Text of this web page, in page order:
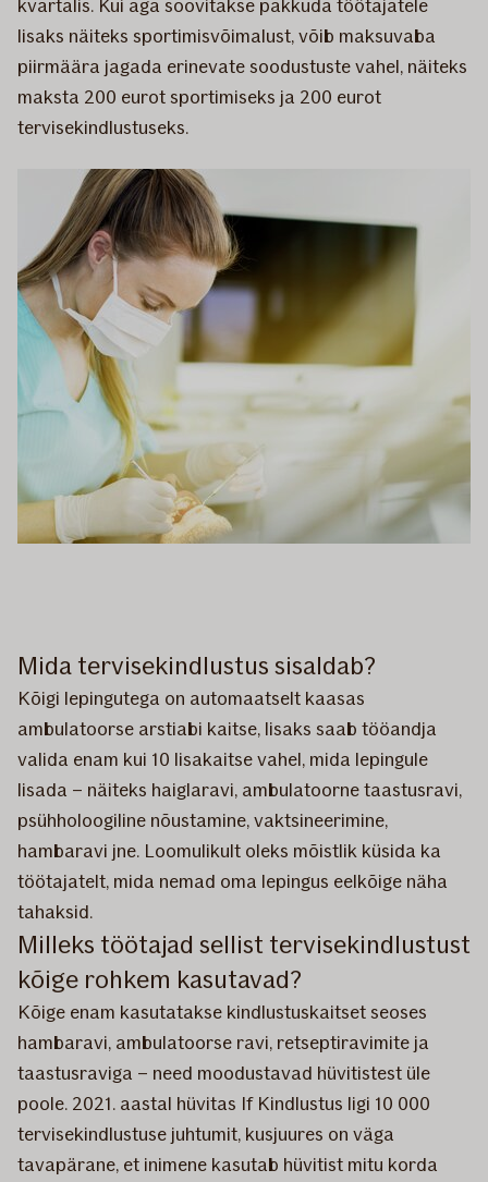
kvartalis. Kui aga soovitakse pakkuda töötajatele
lisaks näiteks sportimisvõimalust, võib maksuvaba
piirmäära jagada erinevate soodustuste vahel, näiteks
maksta 200 eurot sportimiseks ja 200 eurot
tervisekindlustuseks.
Mida tervisekindlustus sisaldab?
Kõigi lepingutega on automaatselt kaasas
ambulatoorse arstiabi kaitse, lisaks saab tööandja
valida enam kui 10 lisakaitse vahel, mida lepingule
lisada – näiteks haiglaravi, ambulatoorne taastusravi,
psühholoogiline nõustamine, vaktsineerimine,
hambaravi jne. Loomulikult oleks mõistlik küsida ka
töötajatelt, mida nemad oma lepingus eelkõige näha
tahaksid.
Milleks töötajad sellist tervisekindlustust
kõige rohkem kasutavad?
Kõige enam kasutatakse kindlustuskaitset seoses
hambaravi, ambulatoorse ravi, retseptiravimite ja
taastusraviga – need moodustavad hüvitistest üle
poole. 2021. aastal hüvitas If Kindlustus ligi 10 000
tervisekindlustuse juhtumit, kusjuures on väga
tavapärane, et inimene kasutab hüvitist mitu korda